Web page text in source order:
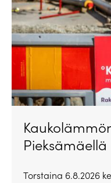
Pieksämäellä
Torstaina 6.8.2026